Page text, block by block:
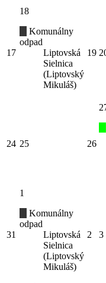
17
18
Komunálny
odpad
Liptovská
Sielnica
(Liptovský
Mikuláš)
19
24 25 26
31
1
Komunálny
odpad
Liptovská
Sielnica
(Liptovský
Mikuláš)
2 3